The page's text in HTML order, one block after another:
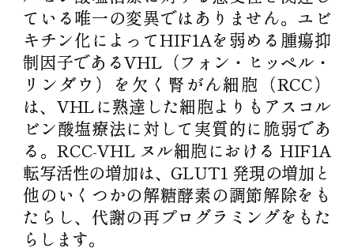
ている唯一の変異ではありません。ユビ
キチン化によってHIF1Aを弱める腫瘍抑
制因子であるVHL（フォン・ヒッペル・
リンダウ）を欠く腎がん細胞（RCC）
は、VHLに熟達した細胞よりもアスコル
ビン酸塩療法に対して実質的に脆弱であ
る。RCC-VHL ヌル細胞における HIF1A
転写活性の増加は、GLUT1 発現の増加と
他のいくつかの解糖酵素の調節解除をも
たらし、代謝の再プログラミングをもた
らします。